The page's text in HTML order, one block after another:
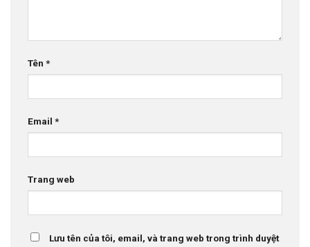
Tên *
Email *
Trang web
Lưu tên của tôi, email, và trang web trong trình duyệt